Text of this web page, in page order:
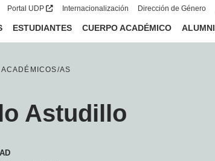
Portal UDP Internacionalización Dirección de Género
ESTUDIANTES CUERPO ACADÉMICO ALUMNI
AS
Astudillo